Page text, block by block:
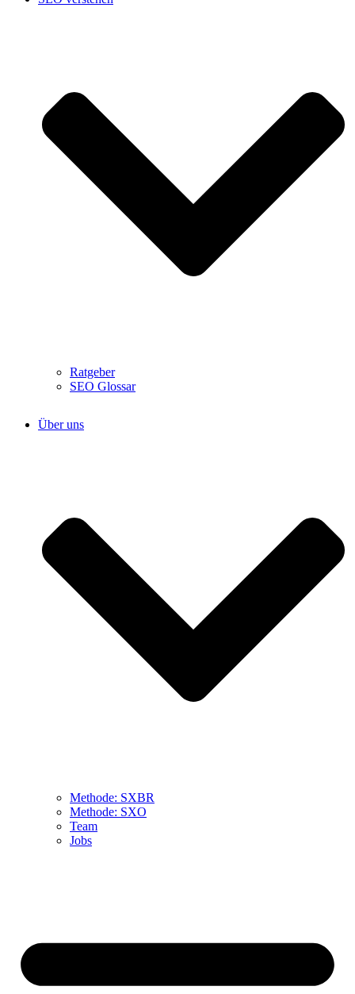
Ratgeber
SEO Glossar
Über uns
Methode: SXBR
Methode: SXO
Team
Jobs